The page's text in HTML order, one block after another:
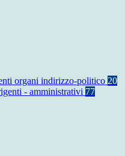
organi indirizzo-politico 20
- amministrativi 77